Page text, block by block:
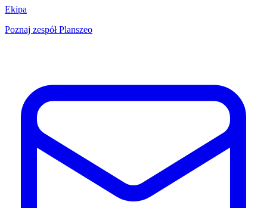
Ekipa
Poznaj zespół Planszeo